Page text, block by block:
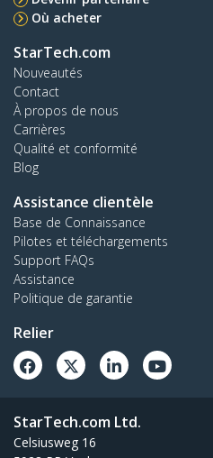
Où acheter
StarTech.com
Nouveautés
Contact
À propos de nous
Carrières
Qualité et conformité
Blog
Assistance clientèle
Base de Connaissance
Pilotes et téléchargements
Support FAQs
Assistance
Politique de garantie
Relier
StarTech.com Ltd.
Celsiusweg 16